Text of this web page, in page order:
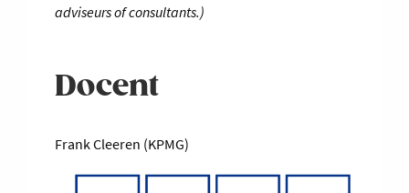
adviseurs of consultants.)
Docent
Frank Cleeren (KPMG)